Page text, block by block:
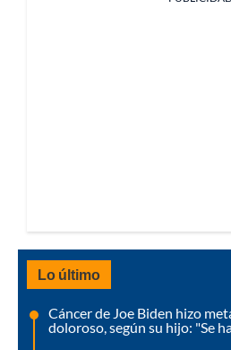
Lo último
Cáncer de Joe Biden hizo
doloroso, según su hijo: "Se